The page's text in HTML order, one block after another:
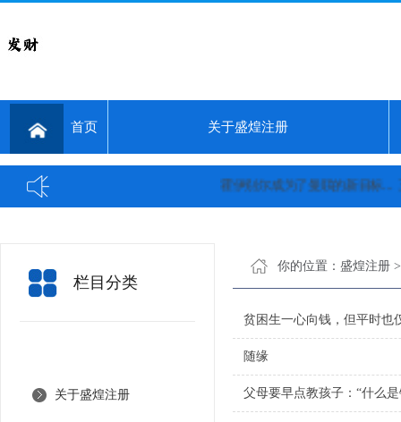
首页 关于盛煌注册
霍伊别尔成为了曼联的新目标... 三
栏目分类
关于盛煌注册
你的位置： 盛煌注册
贫困生一心向钱，但平时也
随缘
父母要早点教孩子：“什么